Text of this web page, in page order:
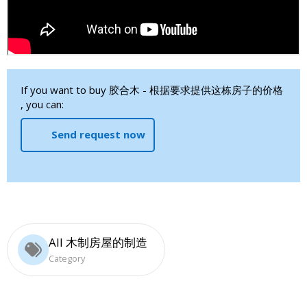
If you want to buy 胶合木 - 根据要求提供这栋房子的价格
, you can:
Send request now
All 木制房屋的制造
Category